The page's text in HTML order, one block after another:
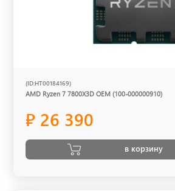
(ID:HT00184169)
AMD Ryzen 7 7800X3D OEM (100-000000910)
₽ 26 390
в корзину